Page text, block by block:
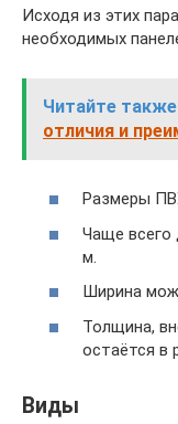
Исходя из этих
необходимых
Читайте
отличия и
Размеры
Чаще всего
м.
Ширина
Толщина,
остаётся в
Виды